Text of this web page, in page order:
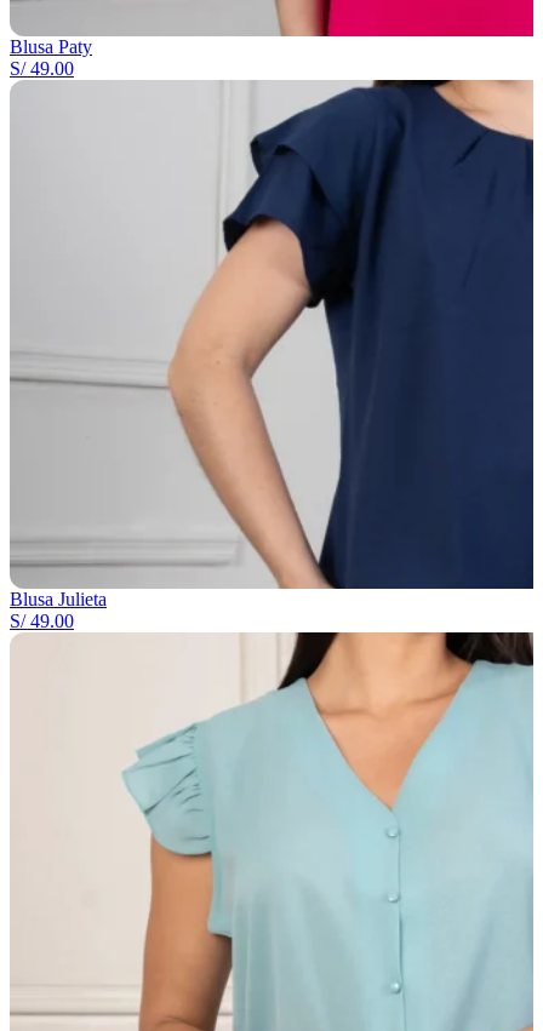
Blusa Paty
S/49.00
Blusa Julieta
S/49.00